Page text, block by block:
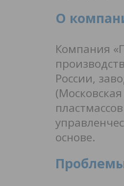
О
Компания
России,
основе.